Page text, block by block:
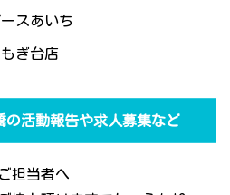
スあいち
ぎ台店
の活動報告や求人募集など
担当者へ